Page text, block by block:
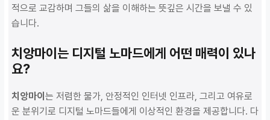
적으로 교감하며 그들의 삶을 이해하는 뜻깊은 시간을 보낼 수 있
습니다.
치앙마이는 디지털 노마드에게 어떤 매력이 있나
요?
치앙마이 는 저렴한 물가, 안정적인 인터넷 인프라, 그리고 여유로
운 분위기로 디지털 노마드들에게 이상적인 환경을 제공합니다. 다